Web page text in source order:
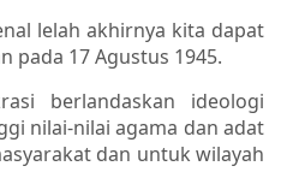
lelah akhirnya kita dapat
pada 17 Agustus 1945.
berlandaskan ideologi
nilai-nilai agama dan adat
dan untuk wilayah